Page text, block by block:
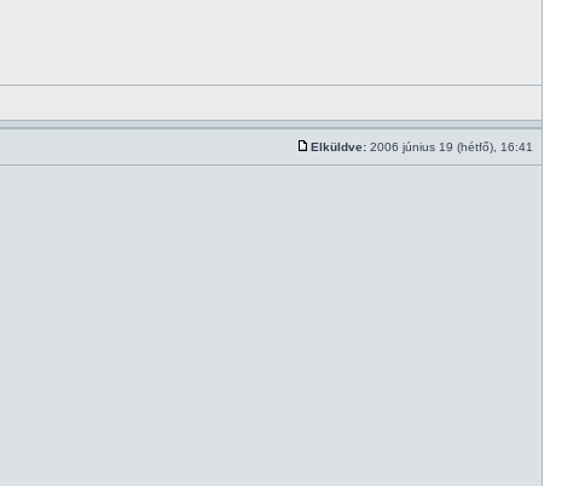
Elküldve: 2006 június 19 (hétfő), 16:41